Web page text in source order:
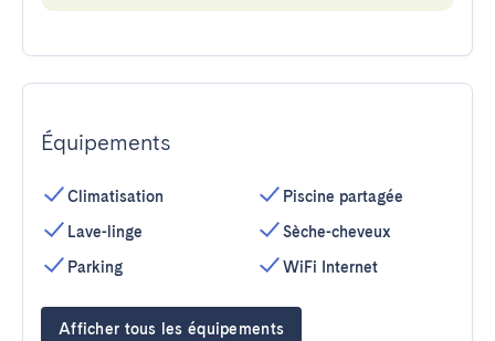
Équipements
Climatisation
Lave-linge
Parking
Piscine partagée
Sèche-cheveux
WiFi Internet
Afficher tous les équipements